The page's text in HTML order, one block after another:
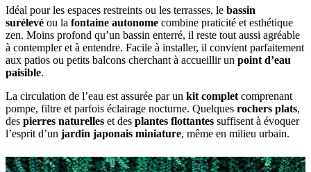
Idéal pour les espaces restreints ou les terrasses, le bassin
surélevé ou la fontaine autonome combine praticité et esthétique
zen. Moins profond qu’un bassin enterré, il reste tout aussi agréable
à contempler et à entendre. Facile à installer, il convient parfaitement
aux patios ou petits balcons cherchant à accueillir un point d’eau
paisible.
La circulation de l’eau est assurée par un kit complet comprenant
pompe, filtre et parfois éclairage nocturne. Quelques rochers plats,
des pierres naturelles et des plantes flottantes suffisent à évoquer
l’esprit d’un jardin japonais miniature, même en milieu urbain.